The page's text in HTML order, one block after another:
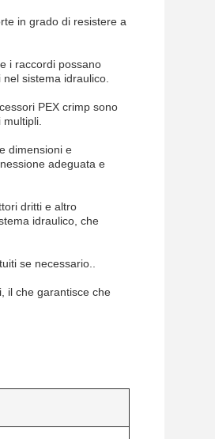
in grado di resistere a
i raccordi possano
sistema idraulico.
PEX crimp sono
dimensioni e
adeguata e
dritti e altro
idraulico, che
se necessario..
il che garantisce che